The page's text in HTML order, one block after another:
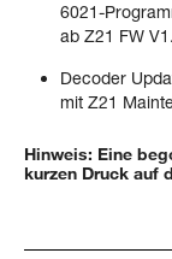
6021-
ab Z21 FW
Decoder
mit Z21
Hinweis: Eine
kurzen Druck auf